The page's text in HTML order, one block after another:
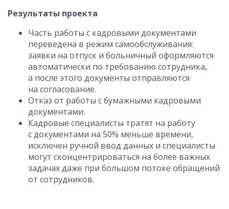
Результаты проекта
Часть работы с кадровыми документами
переведена в режим самообслуживания:
заявки на отпуск и больничный оформляются
автоматически по требованию сотрудника,
а после этого документы отправляются
на согласование.
Отказ от работы с бумажными кадровыми
документами.
Кадровые специалисты тратят на работу
с документами на 50% меньше времени,
исключен ручной ввод данных и специалисты
могут сконцентрироваться на более важных
задачах даже при большом потоке обращений
от сотрудников.